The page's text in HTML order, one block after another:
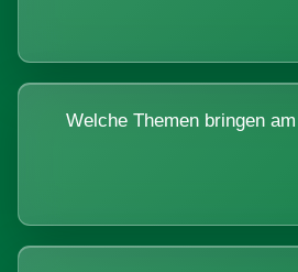
Welche Themen bringen